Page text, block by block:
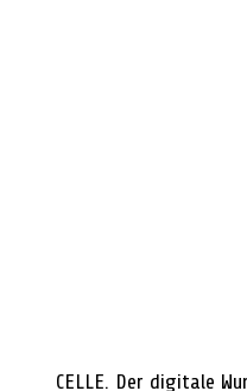
CELLE. Der digitale